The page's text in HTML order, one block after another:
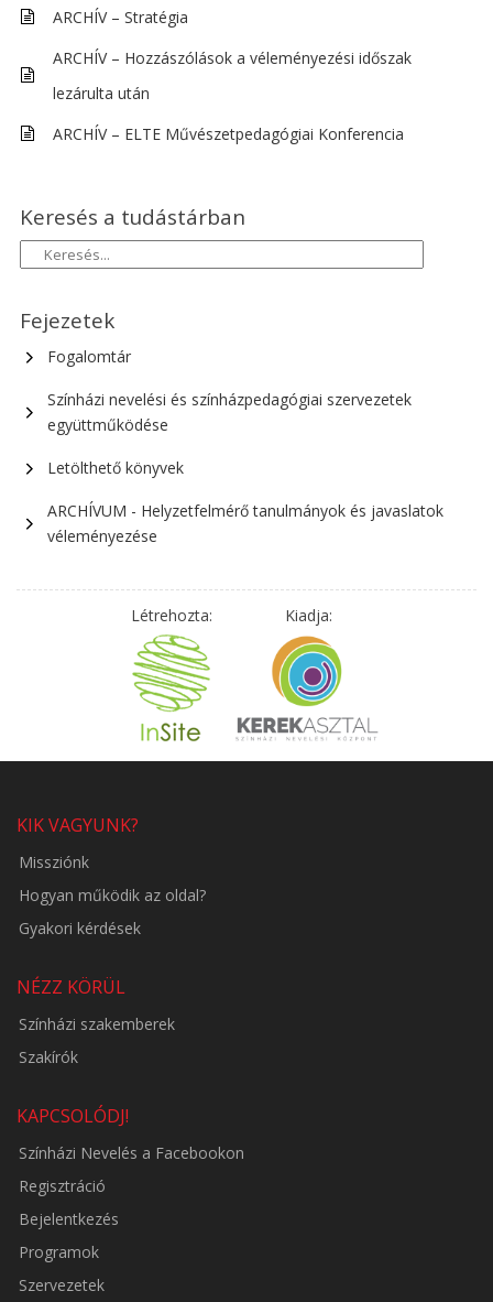
ARCHÍV – Stratégia
ARCHÍV – Hozzászólások a véleményezési időszak
lezárulta után
ARCHÍV – ELTE Művészetpedagógiai Konferencia
Keresés a tudástárban
Fejezetek
Fogalomtár
Színházi nevelési és színházpedagógiai szervezetek
együttműködése
Letölthető könyvek
ARCHÍVUM - Helyzetfelmérő tanulmányok és javaslatok
véleményezése
Létrehozta: Kiadja:
KIK VAGYUNK?
Missziónk
Hogyan működik az oldal?
Gyakori kérdések
NÉZZ KÖRÜL
Színházi szakemberek
Szakírók
KAPCSOLÓDJ!
Színházi Nevelés a Facebookon
Regisztráció
Bejelentkezés
Programok
Szervezetek